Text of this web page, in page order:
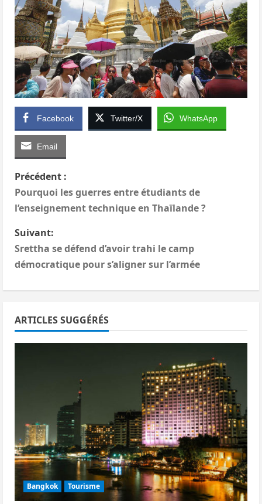
Facebook Twitter/X WhatsApp
Email
N
a
v
i
t
d
’
a
Précédent :
Pourquoi les guerres entre étudiants de
l’enseignement technique en Thaïlande ?
Suivant:
Srettha se défend d’avoir trahi le camp
démocratique pour s’aligner sur l’armée
ARTICLES SUGGÉRÉS
Bangkok Tourisme